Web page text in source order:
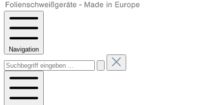
Navigation